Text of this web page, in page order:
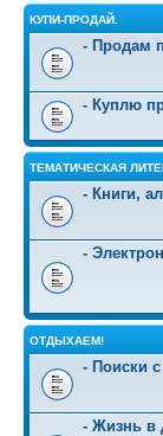
КУПИ-ПРОДАЙ.
- Продам
- Куплю
ТЕМАТИЧЕСКАЯ
- Книги,
-
ОТДЫХАЕМ!
- Поиски
- Жизнь в